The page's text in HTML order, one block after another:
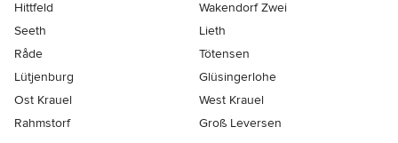
Hittfeld
Wakendorf Zwei
Seeth
Lieth
Råde
Tötensen
Lütjenburg
Glüsingerlohe
Ost Krauel
West Krauel
Rahmstorf
Groß Leversen